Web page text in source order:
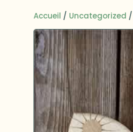
Accueil / Uncategorized